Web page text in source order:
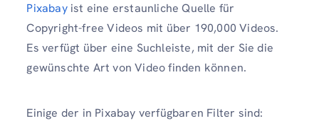
Pixabay ist eine erstaunliche Quelle für
Copyright-free Videos mit über 190,000 Videos.
Es verfügt über eine Suchleiste, mit der Sie die
gewünschte Art von Video finden können.
Einige der in Pixabay verfügbaren Filter sind: